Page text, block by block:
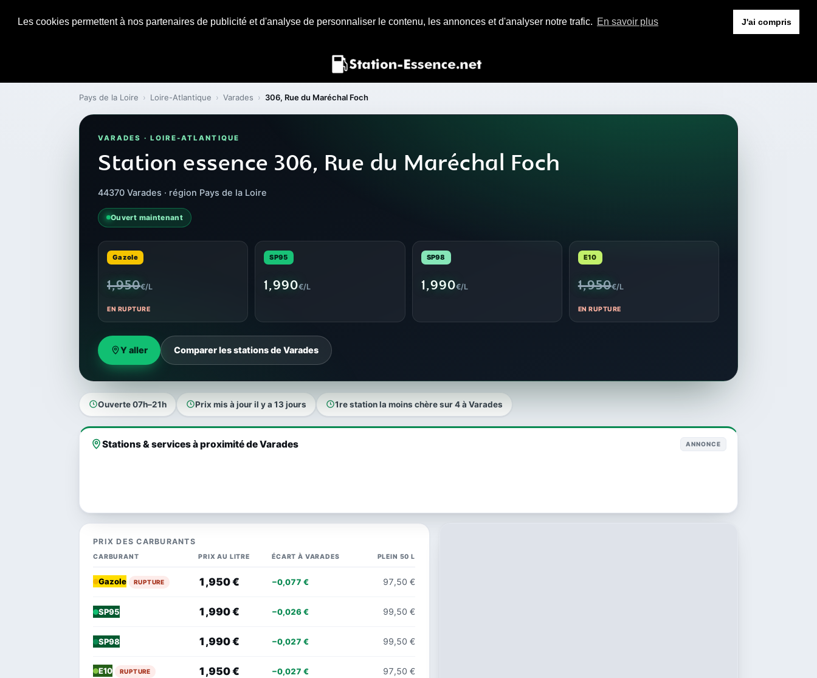
Les cookies permettent à nos partenaires de publicité et d'analyse de personnaliser le contenu, les annonces et d'analyser notre trafic. En savoir plus J'ai compris
Pays de la Loire › Loire-Atlantique › Varades › 306, Rue du Maréchal Foch
VARADES · LOIRE-ATLANTIQUE
Station essence 306, Rue du Maréchal Foch
44370 Varades · région Pays de la Loire
Ouvert maintenant
Gazole
1,950€/L
EN RUPTURE
SP95
1,990€/L
SP98
1,990€/L
E10
1,950€/L
EN RUPTURE
Y aller Comparer les stations de Varades
Ouverte 07h–21h Prix mis à jour il y a 13 jours 1re station la moins chère sur 4 à Varades
Stations & services à proximité de Varades ANNONCE
PRIX DES CARBURANTS
CARBURANT PRIX AU LITRE ÉCART À VARADES PLEIN 50 L
Gazole RUPTURE 1,950 € −0,077 € 97,50 €
SP95 1,990 € −0,026 € 99,50 €
SP98 1,990 € −0,027 € 99,50 €
E10 RUPTURE 1,950 € −0,027 € 97,50 €